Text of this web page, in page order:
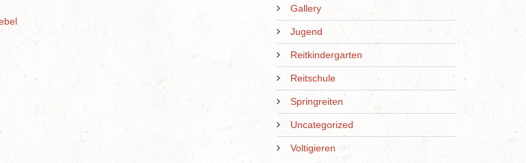
Gallery
Jugend
Reitkindergarten
Reitschule
Springreiten
Uncategorized
Voltigieren